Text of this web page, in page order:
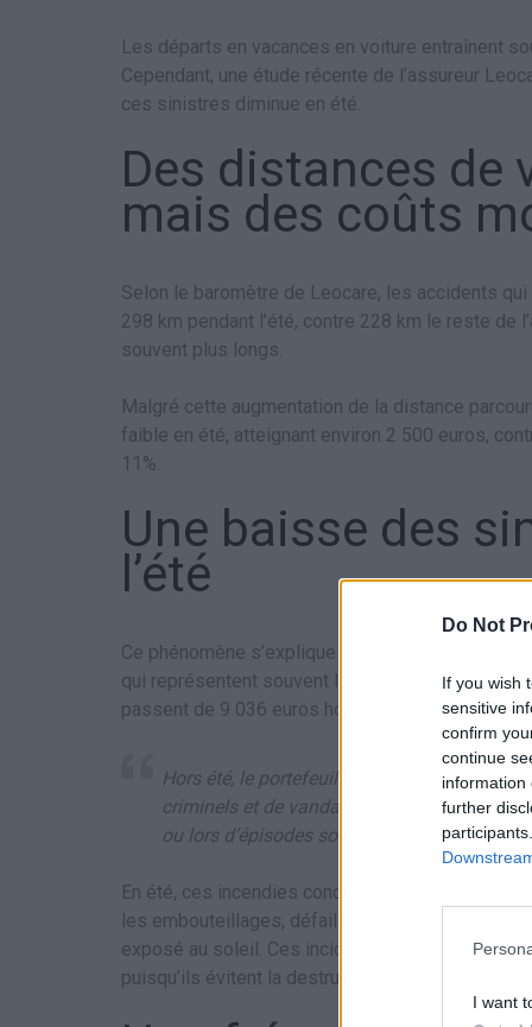
Do Not
If you wish
sensitive
confirm
continue
information
further
I want
Les départs en vacances en voiture entraînent
Cependant, une étude récente de l’assureur
ces sinistres diminue en été.
Des distances de
mais des coûts
Selon le baromètre de Leocare, les accidents
298 km pendant l’été, contre 228 km le reste de
souvent plus longs.
Malgré cette augmentation de la distance
faible en été, atteignant environ 2 500 euros,
11%.
Une baisse des
l’été
Ce phénomène s’explique notamment par une
qui représentent souvent les sinistres les plus
passent de 9 036 euros hors saison à 6 582
Hors été, le portefeuille « incendie véhicule
criminels et de vandalisme, qui peuvent
ou lors d’épisodes sociaux, explique
En été, ces incendies concernent plutôt des
les embouteillages, défaillance électrique liée à
exposé au soleil. Ces incidents, souvent partiels
puisqu’ils évitent la destruction totale du véhicule.